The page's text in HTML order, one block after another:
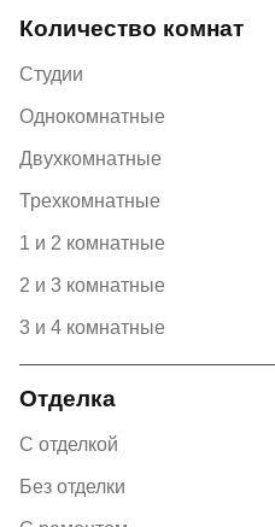
Количество комнат
Студии
Однокомнатные
Двухкомнатные
Трехкомнатные
1 и 2 комнатные
2 и 3 комнатные
3 и 4 комнатные
Отделка
С отделкой
Без отделки